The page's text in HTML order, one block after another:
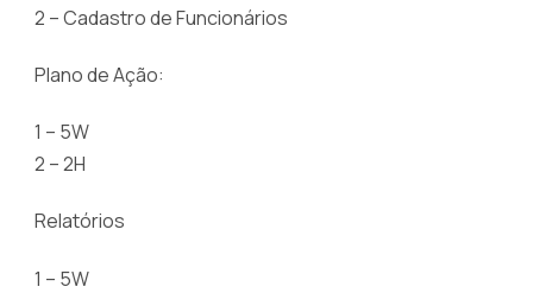
2 – Cadastro de Funcionários
Plano de Ação:
1 – 5W
2 – 2H
Relatórios
1 – 5W